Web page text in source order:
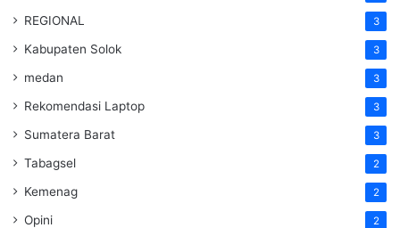
REGIONAL 3
Kabupaten Solok 3
medan 3
Rekomendasi Laptop 3
Sumatera Barat 3
Tabagsel 2
Kemenag 2
Opini 2